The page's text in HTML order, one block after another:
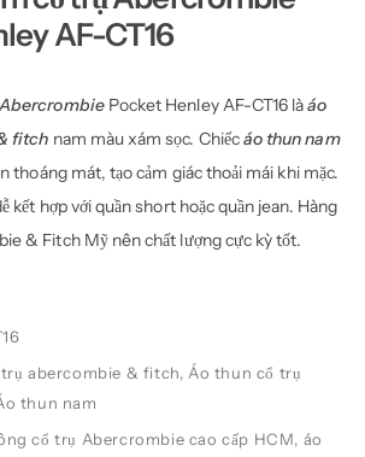
AF-CT16
Pocket Henley AF-CT16 làáo
fitch nam màu xám sọc. Chiếcáo thun nam
thoáng mát, tạo cảm giác thoải mái khi mặc.
kết hợp với quần short hoặc quần jean. Hàng
& Fitch Mỹ nên chất lượng cực kỳ tốt.
abercombie & fitch, Áo thun cổ trụ
thun nam
cổ trụ Abercrombie cao cấp HCM, áo